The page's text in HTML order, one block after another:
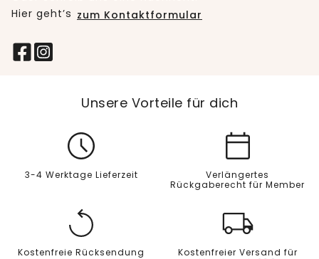
Hier geht’s zum Kontaktformular
Unsere Vorteile für dich
3-4 Werktage Lieferzeit
Verlängertes
Rückgaberecht für Member
Kostenfreie Rücksendung
Kostenfreier Versand für